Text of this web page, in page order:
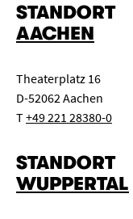
STANDORT
AACHEN
Theaterplatz 16
D-52062 Aachen
T+49 221 28380-0
STANDORT
WUPPERTAL